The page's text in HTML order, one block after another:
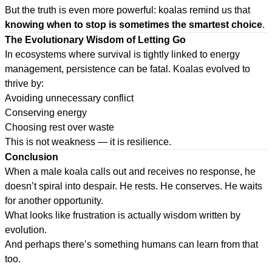
But the truth is even more powerful: koalas remind us that
knowing when to stop is sometimes the smartest choice.
The Evolutionary Wisdom of Letting Go
In ecosystems where survival is tightly linked to energy
management, persistence can be fatal. Koalas evolved to
thrive by:
Avoiding unnecessary conflict
Conserving energy
Choosing rest over waste
This is not weakness — it is resilience.
Conclusion
When a male koala calls out and receives no response, he
doesn’t spiral into despair. He rests. He conserves. He waits
for another opportunity.
What looks like frustration is actually wisdom written by
evolution.
And perhaps there’s something humans can learn from that
too.